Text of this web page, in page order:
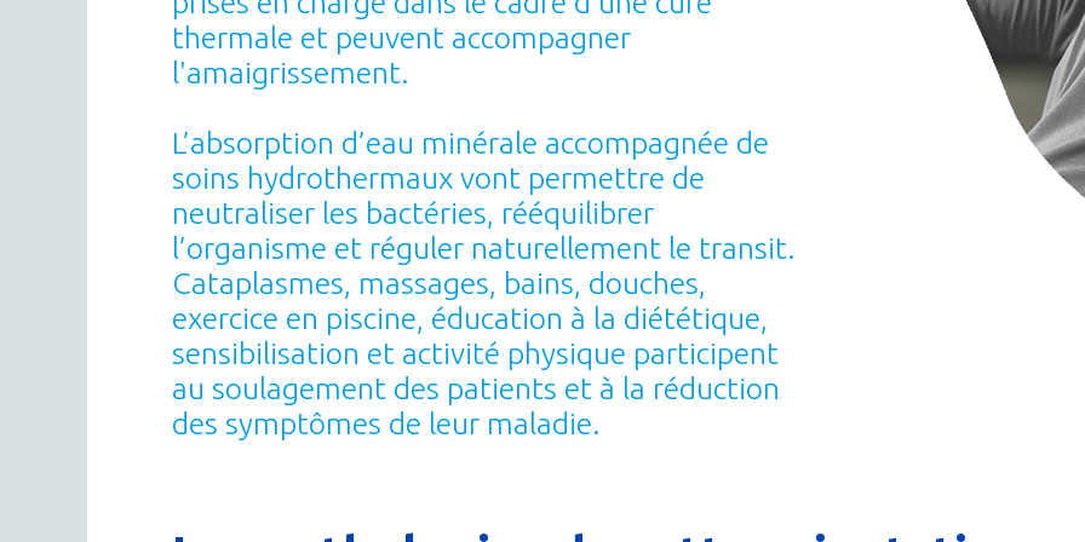
thermale et peuvent accompagner
l'amaigrissement.
L’absorption d’eau minérale accompagnée de
soins hydrothermaux vont permettre de
neutraliser les bactéries, rééquilibrer
l’organisme et réguler naturellement le transit.
Cataplasmes, massages, bains, douches,
exercice en piscine, éducation à la diététique,
sensibilisation et activité physique participent
au soulagement des patients et à la réduction
des symptômes de leur maladie.